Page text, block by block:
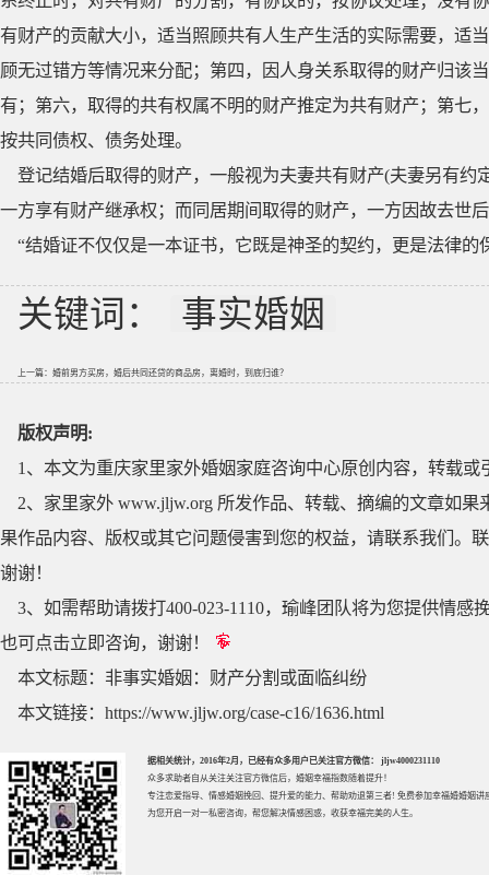
有财产的贡献大小，适当照顾共有人生产生活的实际需要，适
顾无过错方等情况来分配；第四，因人身关系取得的财产归该
有；第六，取得的共有权属不明的财产推定为共有财产；第七
按共同债权、债务处理。
登记结婚后取得的财产，一般视为夫妻共有财产(夫妻另有
一方享有财产继承权；而同居期间取得的财产，一方因故去世
“结婚证不仅仅是一本证书，它既是神圣的契约，更是法律的
关键词： 事实婚姻
上一篇： 婚前男方买房，婚后共同还贷的商品房，离婚时，到底归谁？
版权声明:
1、本文为重庆家里家外婚姻家庭咨询中心原创内容，转载
2、家里家外 www.jljw.org 所发作品、转载、摘编的文章如
果作品内容、版权或其它问题侵害到您的权益，请联系我们。
谢谢！
3、如需帮助请拨打400-023-1110，瑜峰团队将为您提供情
也可点击立即咨询，谢谢！
本文标题： 非事实婚姻：财产分割或面临纠纷
本文链接： https://www.jljw.org/case-c16/1636.html
据相关统计，2016年2月，已经有众多用户已关注官方微信： jljw4000231110
众多求助者自从关注关注官方微信后，婚姻幸福指数随着提升！
专注恋爱指导、 情感婚姻挽回 、提升爱的能力、帮助劝退第三者! 免费参加幸福婚婚姻讲
为您开启一对一私密咨询，帮您解决情感困惑，收获幸福完美的人生。